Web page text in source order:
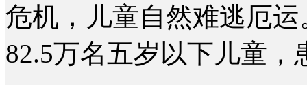
危机，儿童自然难逃厄
82.5万名五岁以下儿童